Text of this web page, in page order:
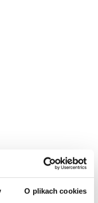
O plikach cookies